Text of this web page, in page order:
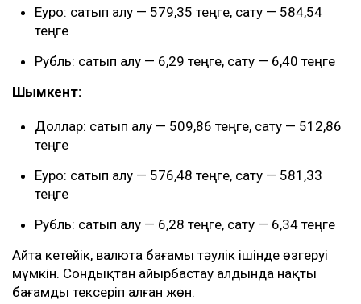
Еуро: сатып алу — 579,35 теңге, сату — 584,54
теңге
Рубль: сатып алу — 6,29 теңге, сату — 6,40 теңге
Шымкент:
Доллар: сатып алу — 509,86 теңге, сату — 512,86
теңге
Еуро: сатып алу — 576,48 теңге, сату — 581,33
теңге
Рубль: сатып алу — 6,28 теңге, сату — 6,34 теңге
Айта кетейік, валюта бағамы тәулік ішінде өзгеруі
мүмкін. Сондықтан айырбастау алдында нақты
бағамды тексеріп алған жөн.